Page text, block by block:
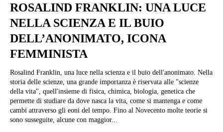
ROSALIND FRANKLIN: UNA LUCE
NELLA SCIENZA E IL BUIO
DELL’ANONIMATO, ICONA
FEMMINISTA
Rosalind Franklin, una luce nella scienza e il buio dell'anonimato. Nella
storia delle scienze, una grande importanza è riservata alle "scienze
della vita", quell'insieme di fisica, chimica, biologia, genetica che
permette di studiare da dove nasca la vita, come si mantenga e come
cambi attraverso gli eoni del tempo. Fino al Novecento molte teorie si
sono susseguite, alcune con maggior...